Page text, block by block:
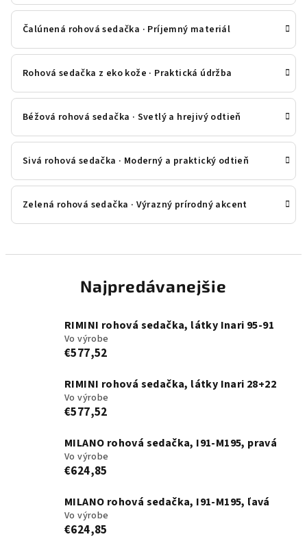
Čalúnená rohová sedačka · Príjemný materiál
Rohová sedačka z eko kože · Praktická údržba
Béžová rohová sedačka · Svetlý a hrejivý odtieň
Sivá rohová sedačka · Moderný a praktický odtieň
Zelená rohová sedačka · Výrazný prírodný akcent
Najpredávanejšie
RIMINI rohová sedačka, látky Inari 95-91
Vo výrobe
€577,52
RIMINI rohová sedačka, látky Inari 28+22
Vo výrobe
€577,52
MILANO rohová sedačka, I91-M195, pravá
Vo výrobe
€624,85
MILANO rohová sedačka, I91-M195, ľavá
Vo výrobe
€624,85